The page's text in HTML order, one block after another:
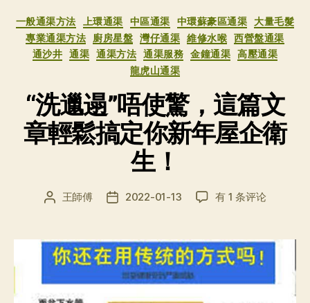
分
类
一般通渠方法 上環通渠 中區通渠 中環蘇豪區通渠
大量毛髮
專業通渠方法
廚房星盤 灣仔通渠 維修水喉
西營盤通渠
通沙井 通渠 通渠方法 通渠服務 金鐘通渠
高壓通渠
龍虎山通渠
“洗邋遢”唔使驚，這篇文
章輕鬆搞定你新年屋企衛
生！
文
者
王師傅
发
期
2022-01-13
“洗
唔
使
這
有 1 条评论